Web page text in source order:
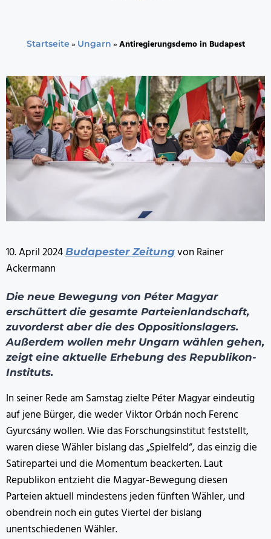
Startseite » Ungarn »Antiregierungsdemo in Budapest
10. April 2024 Budapester Zeitung von Rainer
Ackermann
Die neue Bewegung von Péter Magyar
erschüttert die gesamte Parteienlandschaft,
zuvorderst aber die des Oppositionslagers.
Außerdem wollen mehr Ungarn wählen gehen,
zeigt eine aktuelle Erhebung des Republikon-
Instituts.
In seiner Rede am Samstag zielte Péter Magyar eindeutig
auf jene Bürger, die weder Viktor Orbán noch Ferenc
Gyurcsány wollen. Wie das Forschungsinstitut feststellt,
waren diese Wähler bislang das „Spielfeld“, das einzig die
Satirepartei und die Momentum beackerten. Laut
Republikon entzieht die Magyar-Bewegung diesen
Parteien aktuell mindestens jeden fünften Wähler, und
obendrein noch ein gutes Viertel der bislang
unentschiedenen Wähler.